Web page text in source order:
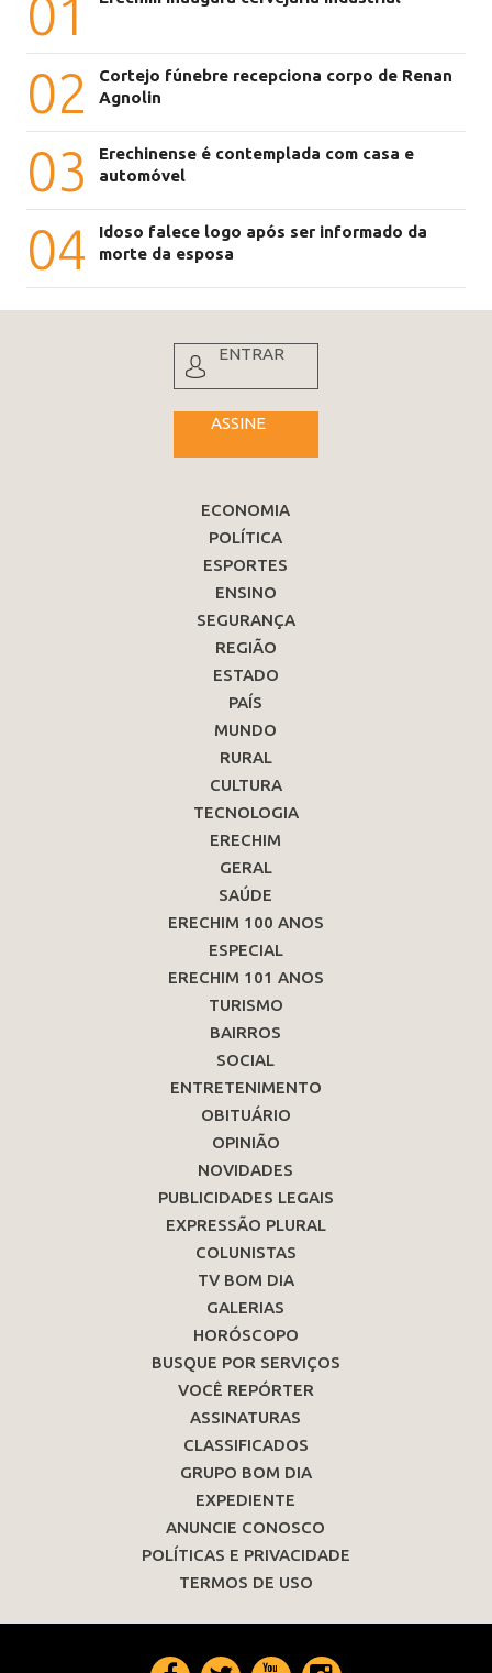
01
02
Cortejo fúnebre recepciona corpo de Renan
Agnolin
03
Erechinense é contemplada com casa e
automóvel
04
Idoso falece logo após ser informado da
morte da esposa
ENTRAR
ASSINE
ECONOMIA
POLÍTICA
ESPORTES
ENSINO
SEGURANÇA
REGIÃO
ESTADO
PAÍS
MUNDO
RURAL
CULTURA
TECNOLOGIA
ERECHIM
GERAL
SAÚDE
ERECHIM 100 ANOS
ESPECIAL
ERECHIM 101 ANOS
TURISMO
BAIRROS
SOCIAL
ENTRETENIMENTO
OBITUÁRIO
OPINIÃO
NOVIDADES
PUBLICIDADES LEGAIS
EXPRESSÃO PLURAL
COLUNISTAS
TV BOM DIA
GALERIAS
HORÓSCOPO
BUSQUE POR SERVIÇOS
VOCÊ REPÓRTER
ASSINATURAS
CLASSIFICADOS
GRUPO BOM DIA
EXPEDIENTE
ANUNCIE CONOSCO
POLÍTICAS E PRIVACIDADE
TERMOS DE USO